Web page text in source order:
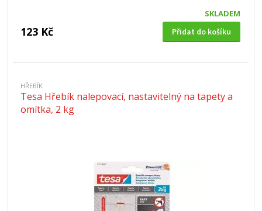
SKLADEM
123 Kč Přidat do košíku
HŘEBÍK
Tesa Hřebík nalepovací, nastavitelný na tapety a
omítka, 2 kg